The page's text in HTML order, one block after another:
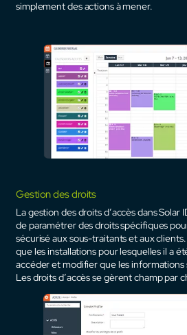
simplement des actions à mener.
Gestion des droits
La gestion des droits d’accès dans
de paramétrer des droits spécifiques
sécurisé aux sous-traitants et aux
que les installations pour lesquelles il a
accéder et modifier que les informations
Les droits d’accès se gèrent champ par